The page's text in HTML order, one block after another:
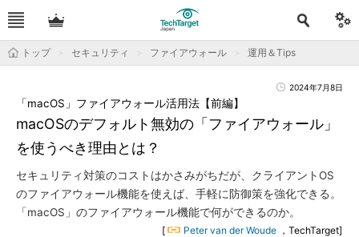
トップ セキュリティ ファイアウォール 運用＆Tips
2024年7月8日
macOSのデフォルト無効の「ファイアウォール」
を使うべき理由とは？
「macOS」ファイアウォール活用法【前編】
セキュリティ対策のコストはかさみがちだが、クライアントOS
のファイアウォール機能を使えば、手軽に防御策を強化できる。
「macOS」のファイアウォール機能で何ができるのか。
[ Peter van der Woude ，TechTarget]